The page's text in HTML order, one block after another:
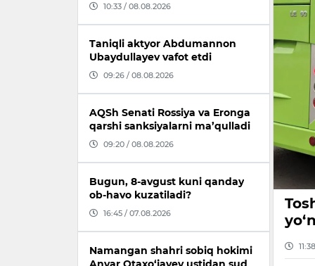
10:33 / 08.08.2026
Taniqli aktyor Abdumannon
Ubaydullayev vafot etdi
09:26 / 08.08.2026
AQSh Senati Rossiya va Eronga
qarshi sanksiyalarni ma’qulladi
09:20 / 08.08.2026
Bugun, 8-avgust kuni qanday
ob-havo kuzatiladi?
16:45 / 07.08.2026
Namangan shahri sobiq hokimi